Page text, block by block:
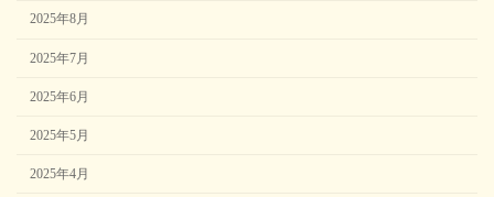
2025年8月
2025年7月
2025年6月
2025年5月
2025年4月